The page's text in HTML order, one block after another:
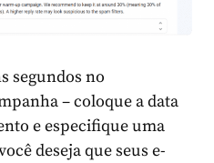
segundos no
– coloque a data
e especifique uma
deseja que seus e-